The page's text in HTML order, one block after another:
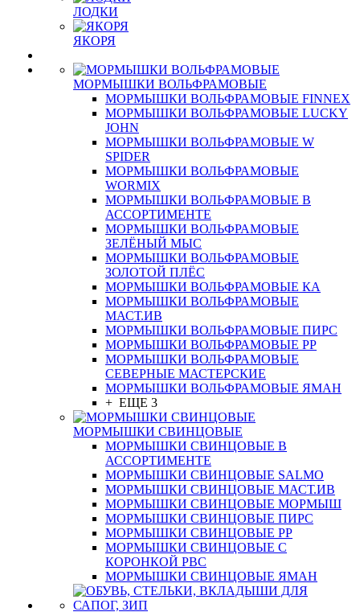
ЛОДКИ
ЯКОРЯ
МОРМЫШКИ ВОЛЬФРАМОВЫЕ
МОРМЫШКИ ВОЛЬФРАМОВЫЕ FINNEX
МОРМЫШКИ ВОЛЬФРАМОВЫЕ LUCKY
JOHN
МОРМЫШКИ ВОЛЬФРАМОВЫЕ W
SPIDER
МОРМЫШКИ ВОЛЬФРАМОВЫЕ
WORMIX
МОРМЫШКИ ВОЛЬФРАМОВЫЕ В
АССОРТИМЕНТЕ
МОРМЫШКИ ВОЛЬФРАМОВЫЕ
ЗЕЛЁНЫЙ МЫС
МОРМЫШКИ ВОЛЬФРАМОВЫЕ
ЗОЛОТОЙ ПЛЁС
МОРМЫШКИ ВОЛЬФРАМОВЫЕ КА
МОРМЫШКИ ВОЛЬФРАМОВЫЕ
МАСТ.ИВ
МОРМЫШКИ ВОЛЬФРАМОВЫЕ ПИРС
МОРМЫШКИ ВОЛЬФРАМОВЫЕ РР
МОРМЫШКИ ВОЛЬФРАМОВЫЕ
СЕВЕРНЫЕ МАСТЕРСКИЕ
МОРМЫШКИ ВОЛЬФРАМОВЫЕ ЯМАН
+ ЕЩЕ 3
МОРМЫШКИ СВИНЦОВЫЕ
МОРМЫШКИ СВИНЦОВЫЕ В
АССОРТИМЕНТЕ
МОРМЫШКИ СВИНЦОВЫЕ SALMO
МОРМЫШКИ СВИНЦОВЫЕ МАСТ.ИВ
МОРМЫШКИ СВИНЦОВЫЕ МОРМЫШ
МОРМЫШКИ СВИНЦОВЫЕ ПИРС
МОРМЫШКИ СВИНЦОВЫЕ РР
МОРМЫШКИ СВИНЦОВЫЕ С
КОРОНКОЙ РВС
МОРМЫШКИ СВИНЦОВЫЕ ЯМАН